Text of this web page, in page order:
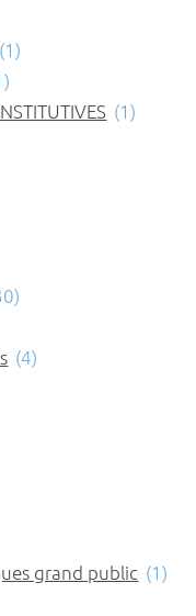
(1)
(1)
(4)
grand public (1)